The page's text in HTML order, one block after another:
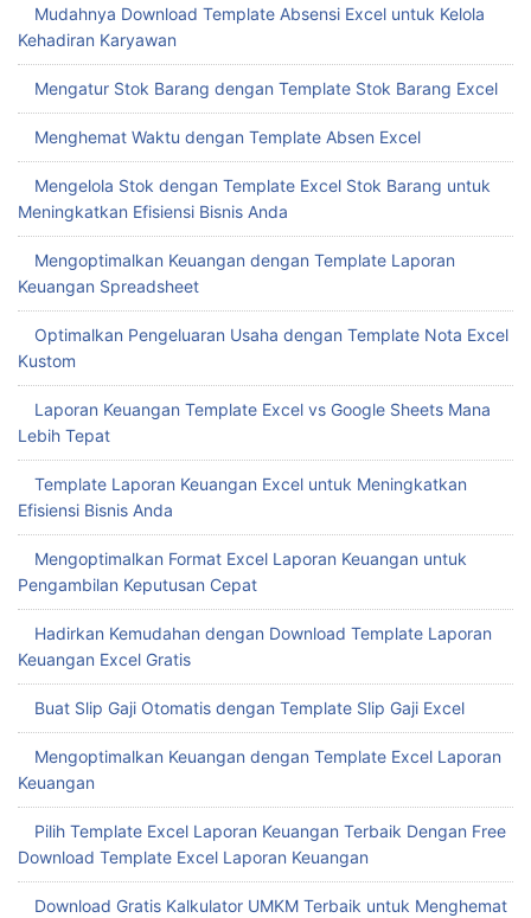
Mudahnya Download Template Absensi Excel untuk Kelola
Kehadiran Karyawan
Mengatur Stok Barang dengan Template Stok Barang Excel
Menghemat Waktu dengan Template Absen Excel
Mengelola Stok dengan Template Excel Stok Barang untuk
Meningkatkan Efisiensi Bisnis Anda
Mengoptimalkan Keuangan dengan Template Laporan
Keuangan Spreadsheet
Optimalkan Pengeluaran Usaha dengan Template Nota Excel
Kustom
Laporan Keuangan Template Excel vs Google Sheets Mana
Lebih Tepat
Template Laporan Keuangan Excel untuk Meningkatkan
Efisiensi Bisnis Anda
Mengoptimalkan Format Excel Laporan Keuangan untuk
Pengambilan Keputusan Cepat
Hadirkan Kemudahan dengan Download Template Laporan
Keuangan Excel Gratis
Buat Slip Gaji Otomatis dengan Template Slip Gaji Excel
Mengoptimalkan Keuangan dengan Template Excel Laporan
Keuangan
Pilih Template Excel Laporan Keuangan Terbaik Dengan Free
Download Template Excel Laporan Keuangan
Download Gratis Kalkulator UMKM Terbaik untuk Menghemat